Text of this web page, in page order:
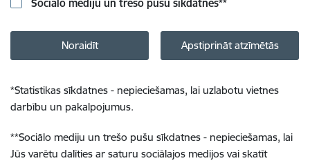
Sociālo mediju un trešo pušu sīkdatnes**
Noraidīt Apstiprināt atzīmētās
*Statistikas sīkdatnes - nepieciešamas, lai uzlabotu vietnes
darbību un pakalpojumus.
**Sociālo mediju un trešo pušu sīkdatnes - nepieciešamas, lai
Jūs varētu dalīties ar saturu sociālajos medijos vai skatīt